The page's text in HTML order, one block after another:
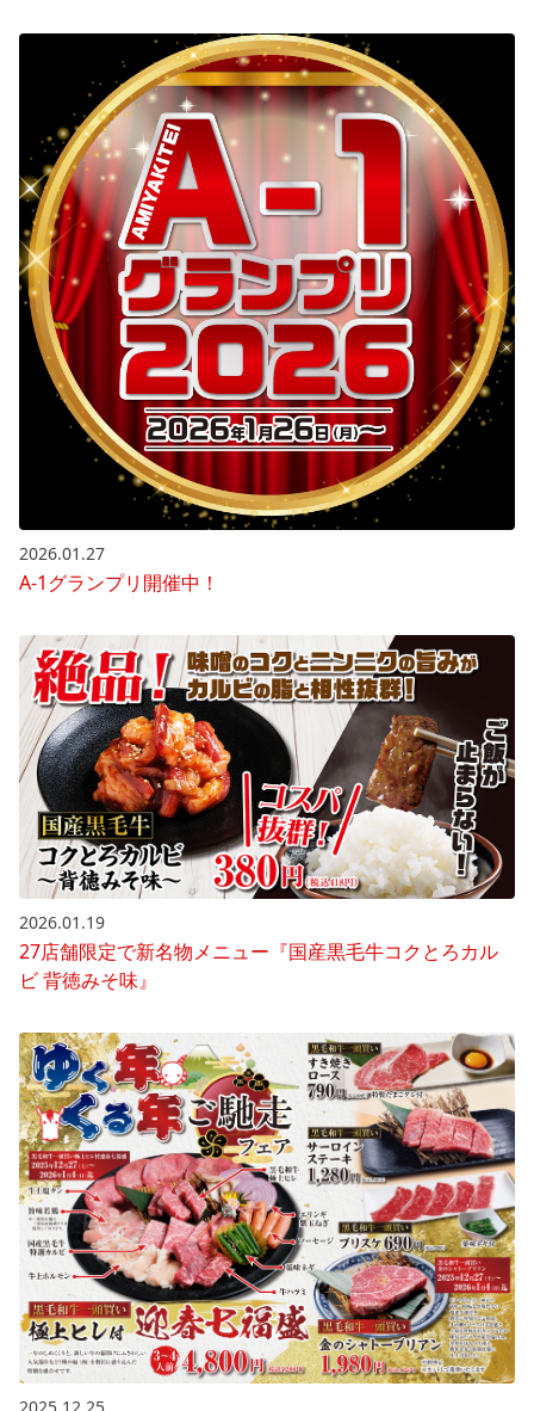
2026.01.27
A-1グランプリ開催中！
2026.01.19
27店舗限定で新名物メニュー『国産黒毛牛コクとろカル
ビ 背徳みそ味』